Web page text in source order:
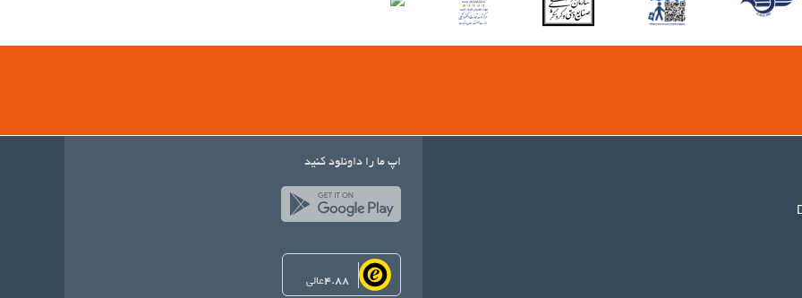
اپ ما را داونلود کنید
4.88عالی